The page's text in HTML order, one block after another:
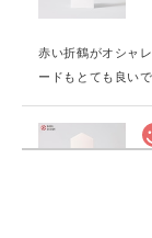
赤い折鶴がオシャ
ードもとても良い